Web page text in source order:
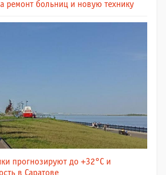
ремонт больниц и новую технику
прогнозируют до +32°C и
в Саратове